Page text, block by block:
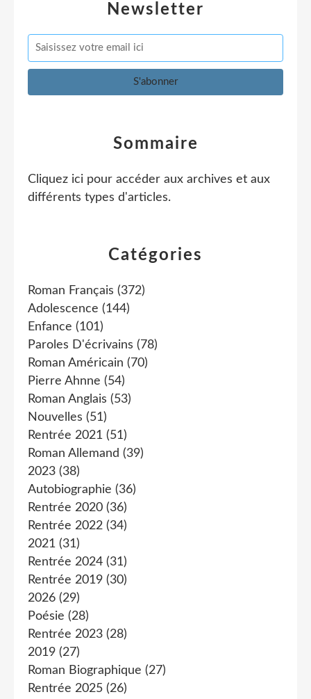
Newsletter
Catégories
Roman Français (372)
Adolescence (144)
Enfance (101)
Paroles D'écrivains (78)
Roman Américain (70)
Pierre Ahnne (54)
Roman Anglais (53)
Nouvelles (51)
Rentrée 2021 (51)
Roman Allemand (39)
2023 (38)
Autobiographie (36)
Rentrée 2020 (36)
Rentrée 2022 (34)
2021 (31)
Rentrée 2024 (31)
Rentrée 2019 (30)
2026 (29)
Poésie (28)
Rentrée 2023 (28)
2019 (27)
Roman Biographique (27)
Rentrée 2025 (26)
Sommaire
Cliquez ici pour accéder aux archives et aux
différents types d'articles.